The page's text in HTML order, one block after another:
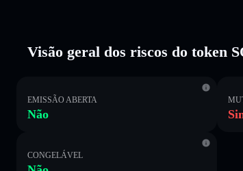
Visão geral dos riscos do token
EMISSÃO ABERTA
Não
CONGELÁVEL